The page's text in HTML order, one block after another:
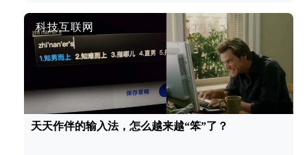
科技互联网
天天作伴的输入法，怎么越来越“笨”了？